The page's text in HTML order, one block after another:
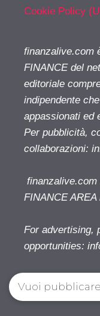
Cookie Policy
finanzalive.com
FINANCE del
editoriale
indipendente
appassionati ed
Per pubblicità,
collaborazioni:
FINANCE
For advertising,
opportunities:
Vuoi